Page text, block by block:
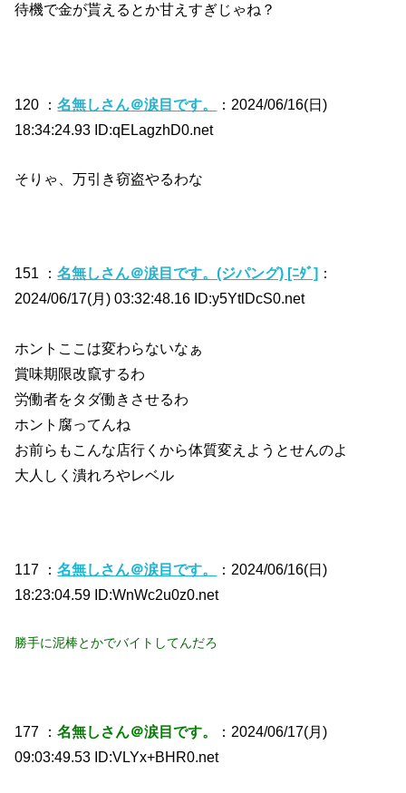
待機で金が貰えるとか甘えすぎじゃね？
120 ：名無しさん＠涙目です。
：2024/06/16(日)
18:34:24.93 ID:qELagzhD0.net
そりゃ、万引き窃盗やるわな
151 ：名無しさん＠涙目です。(ジパング) [ﾆﾀﾞ] ：
2024/06/17(月) 03:32:48.16 ID:y5YtlDcS0.net
ホントここは変わらないなぁ
賞味期限改竄するわ
労働者をタダ働きさせるわ
ホント腐ってんね
お前らもこんな店行くから体質変えようとせんのよ
大人しく潰れろやレベル
117 ：名無しさん＠涙目です。
：2024/06/16(日)
18:23:04.59 ID:WnWc2u0z0.net
勝手に泥棒とかでバイトしてんだろ
177 ：名無しさん＠涙目です。
：2024/06/17(月)
09:03:49.53 ID:VLYx+BHR0.net